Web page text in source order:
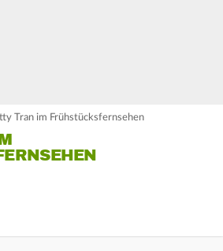
Tran im Frühstücksfernsehen